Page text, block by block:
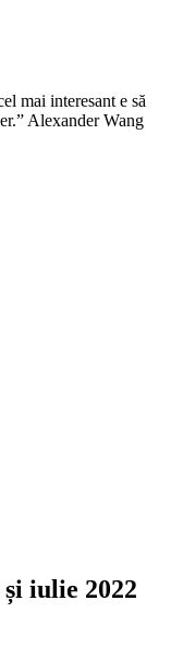
mai interesant e să
Alexander Wang
iulie 2022